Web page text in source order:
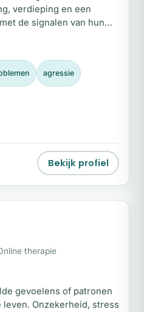
verdieping en een
de signalen van hun
kwijt; Daisy helpt
voelen en te luisteren
agressie
Bekijk profiel
therapie
gevoelens of patronen
Onzekerheid, stress